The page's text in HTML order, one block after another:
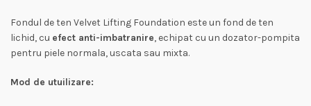
Fondul de ten Velvet Lifting Foundation este un fond de ten
lichid, cu efect anti-imbatranire, echipat cu un dozator-pompita
pentru piele normala, uscata sau mixta.
Mod de utuilizare: